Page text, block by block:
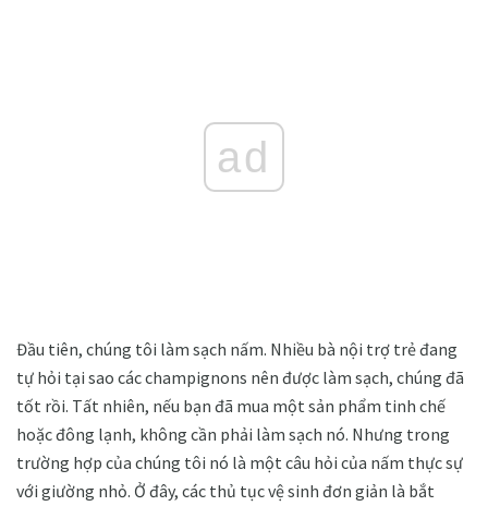
ad
Đầu tiên, chúng tôi làm sạch nấm. Nhiều bà nội trợ trẻ đang
tự hỏi tại sao các champignons nên được làm sạch, chúng đã
tốt rồi. Tất nhiên, nếu bạn đã mua một sản phẩm tinh chế
hoặc đông lạnh, không cần phải làm sạch nó. Nhưng trong
trường hợp của chúng tôi nó là một câu hỏi của nấm thực sự
với giường nhỏ. Ở đây, các thủ tục vệ sinh đơn giản là bắt